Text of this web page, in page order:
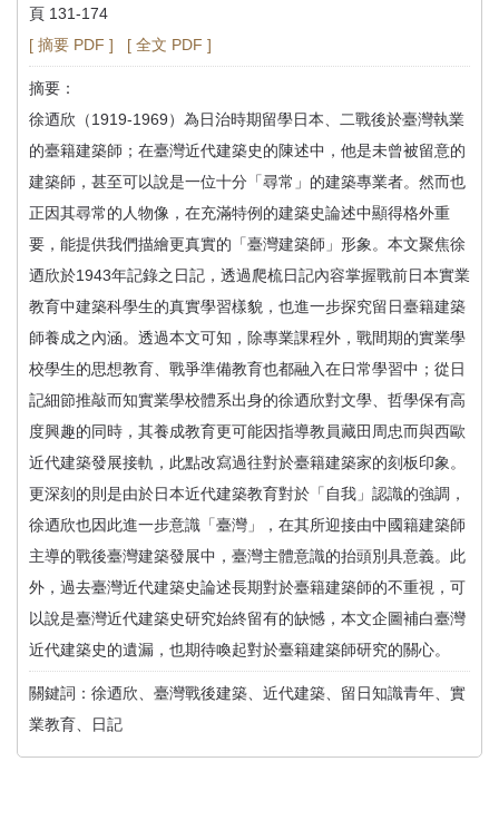
頁 131-174
[ 摘要 PDF ]
[ 全文 PDF ]
摘要：
徐迺欣（1919-1969）為日治時期留學日本、二戰後於臺灣執業
的臺籍建築師；在臺灣近代建築史的陳述中，他是未曾被留意的
建築師，甚至可以說是一位十分「尋常」的建築專業者。然而也
正因其尋常的人物像，在充滿特例的建築史論述中顯得格外重
要，能提供我們描繪更真實的「臺灣建築師」形象。本文聚焦徐
迺欣於1943年記錄之日記，透過爬梳日記內容掌握戰前日本實業
教育中建築科學生的真實學習樣貌，也進一步探究留日臺籍建築
師養成之內涵。透過本文可知，除專業課程外，戰間期的實業學
校學生的思想教育、戰爭準備教育也都融入在日常學習中；從日
記細節推敲而知實業學校體系出身的徐迺欣對文學、哲學保有高
度興趣的同時，其養成教育更可能因指導教員藏田周忠而與西歐
近代建築發展接軌，此點改寫過往對於臺籍建築家的刻板印象。
更深刻的則是由於日本近代建築教育對於「自我」認識的強調，
徐迺欣也因此進一步意識「臺灣」，在其所迎接由中國籍建築師
主導的戰後臺灣建築發展中，臺灣主體意識的抬頭別具意義。此
外，過去臺灣近代建築史論述長期對於臺籍建築師的不重視，可
以說是臺灣近代建築史研究始終留有的缺憾，本文企圖補白臺灣
近代建築史的遺漏，也期待喚起對於臺籍建築師研究的關心。
關鍵詞：徐迺欣、臺灣戰後建築、近代建築、留日知識青年、實
業教育、日記